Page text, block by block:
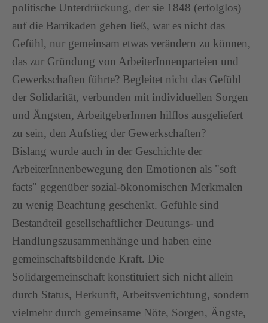
politische Unterdrückung, der sie 1848 (erfolglos)
auf die Barrikaden gehen ließ, war es nicht das
Gefühl, nur gemeinsam etwas verändern zu können,
das zur Gründung von ArbeiterInnenparteien und
Gewerkschaften führte? Begleitet nicht das Gefühl
der Solidarität, verbunden mit individuellen Sorgen
und Ängsten, ArbeitgeberInnen hilflos ausgeliefert
zu sein, den Aufstieg der Gewerkschaften?
Bislang wurde auch in der Geschichte der
ArbeiterInnenbewegung den Emotionen als "soft
facts" gegenüber sozial-ökonomischen Merkmalen
zu wenig Beachtung geschenkt. Gefühle sind
Bestandteil gesellschaftlicher Deutungs- und
Handlungszusammenhänge und haben eine
gemeinschaftsbildende Kraft. Die
Solidargemeinschaft konstituiert sich nicht allein
durch Status, Herkunft, Arbeitsverrichtung, sondern
vielmehr durch gemeinsame Nöte, Sorgen, Ängste,